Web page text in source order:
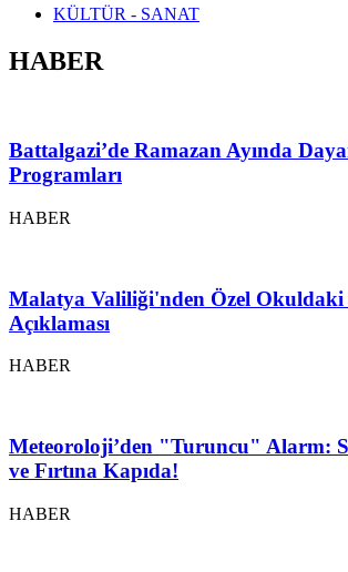
KÜLTÜR - SANAT
HABER
Battalgazi’de Ramazan Ayında
Programları
HABER
Malatya Valiliği'nden Özel
Açıklaması
HABER
Meteoroloji’den "Turuncu" Alarm:
ve Fırtına Kapıda!
HABER